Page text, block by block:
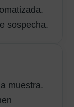
sospecha.
muestra.